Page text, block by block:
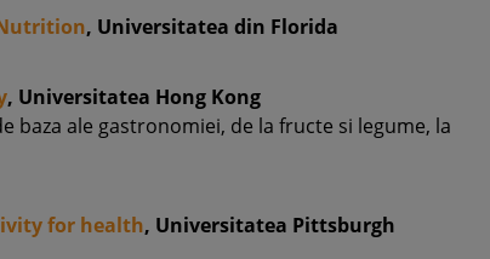
, Universitatea din Florida
, Universitatea Hong Kong
baza ale gastronomiei, de la fructe si legume, la
for health, Universitatea Pittsburgh